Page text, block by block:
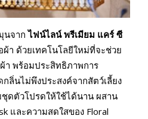
นจากไฟน์ไลน์ พรีเมียม แคร์ ซี
า ด้วยเทคโนโลยีใหม่ที่จะช่วย
า พร้อมประสิทธิภาพการ
ลิ่นไม่พึงประสงค์จากสัตว์เลี้ยง
ดตัวโปรดให้ใช้ได้นาน ผสาน
และความสดใสของ Floral